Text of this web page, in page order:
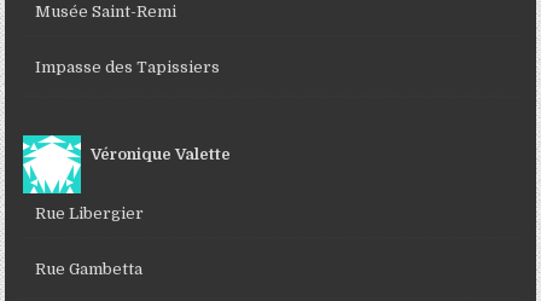
Musée Saint-Remi
Impasse des Tapissiers
Véronique Valette
Rue Libergier
Rue Gambetta